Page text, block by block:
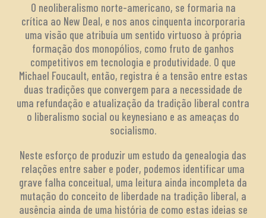
O neoliberalismo norte-americano, se formaria na
crítica ao New Deal, e nos anos cinquenta incorporaria
uma visão que atribuía um sentido virtuoso à própria
formação dos monopólios, como fruto de ganhos
competitivos em tecnologia e produtividade. O que
Michael Foucault, então, registra é a tensão entre estas
duas tradições que convergem para a necessidade de
uma refundação e atualização da tradição liberal contra
o liberalismo social ou keynesiano e as ameaças do
socialismo.
Neste esforço de produzir um estudo da genealogia das
relações entre saber e poder, podemos identificar uma
grave falha conceitual, uma leitura ainda incompleta da
mutação do conceito de liberdade na tradição liberal, a
ausência ainda de uma história de como estas ideias se